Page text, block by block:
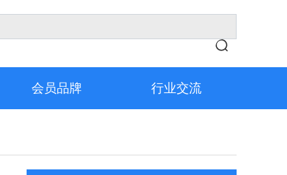
会员品牌 行业交流